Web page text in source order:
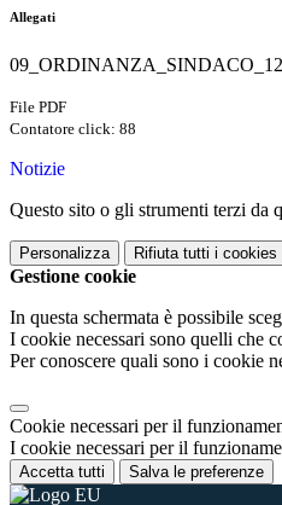
Allegati
File PDF
Contatore click: 88
Notizie
Questo sito o gli strumenti terzi da
Personalizza Rifiuta tutti i cookies
Gestione cookie
In questa schermata è possibile
I cookie necessari sono quelli che
Per conoscere quali sono i cookie
Cookie necessari per il
I cookie necessari per il
Accetta tutti Salva le preferenze